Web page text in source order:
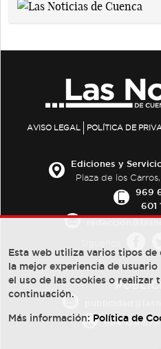
AVISO LEGAL POLÍTICA DE
Ediciones y
Plaza de los
969
601
684 126 573
Esta web utiliza varios tipos
la mejor experiencia de
el uso de las cookies o realizar
continuación.
Más información: Política de